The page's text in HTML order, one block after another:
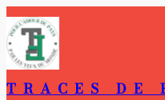
Aller
au
contenu
TRACES DE